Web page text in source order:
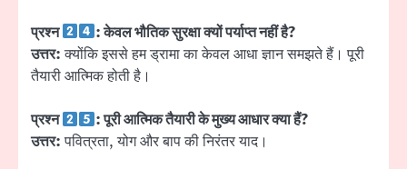
प्रश्न
: केवल भौतिक सुरक्षा क्यों पर्याप्त नहीं है?
उत्तर:क्योंकि इससे हम ड्रामा का केवल आधा ज्ञान समझते हैं। पूरी
तैयारी आत्मिक होती है।
प्रश्न
: पूरी आत्मिक तैयारी के मुख्य आधार क्या हैं?
उत्तर:पवित्रता, योग और बाप की निरंतर याद।